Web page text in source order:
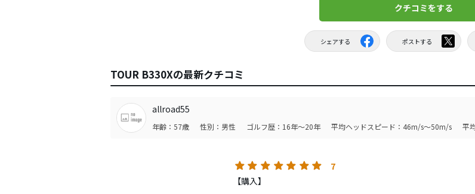
クチコミをする
シェアする ポストする
TOUR B330Xの最新クチコミ
allroad55
年齢：57歳 性別：男性 ゴルフ歴：16年～20年 平均ヘッドスピード：46m/s～50m/s 平
7
【購入】